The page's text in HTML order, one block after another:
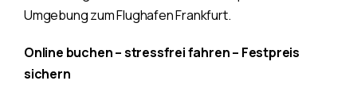
Umgebung zum Flughafen Frankfurt.
Online buchen – stressfrei fahren – Festpreis
sichern